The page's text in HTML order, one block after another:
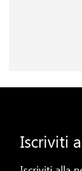
Iscriviti